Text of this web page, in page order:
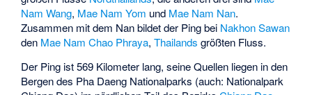
Nam Wang, Mae Nam Yom und Mae Nam Nan.
Zusammen mit dem Nan bildet der Ping bei Nakhon Sawan
den Mae Nam Chao Phraya,Thailands größten Fluss.
Der Ping ist 569 Kilometer lang, seine Quellen liegen in den
Bergen des Pha Daeng Nationalparks (auch: Nationalpark